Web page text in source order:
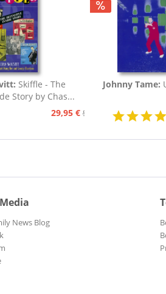
Skiffle - The
Story by Chas...
29,95 € 59,95 €
Johnny Tame:
News Blog